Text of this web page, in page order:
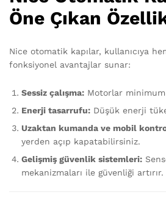
Öne Çıkan
Nice otomatik kapılar, kullanıcıya
fonksiyonel avantajlar sunar:
Sessiz çalışma: Motorlar minimum
Enerji tasarrufu: Düşük enerji
Uzaktan kumanda ve mobil
yerden açıp kapatabilirsiniz.
Gelişmiş güvenlik sistemleri:
mekanizmaları ile güvenliği artırır.